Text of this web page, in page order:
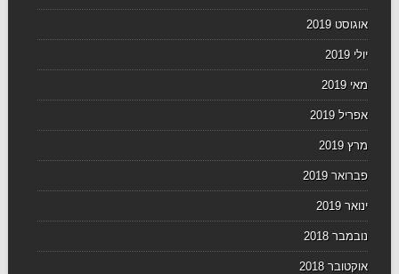
אוגוסט 2019
יולי 2019
מאי 2019
אפריל 2019
מרץ 2019
פברואר 2019
ינואר 2019
נובמבר 2018
אוקטובר 2018